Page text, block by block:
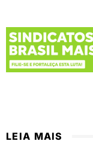
LEIA MAIS